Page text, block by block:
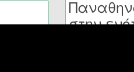
στην